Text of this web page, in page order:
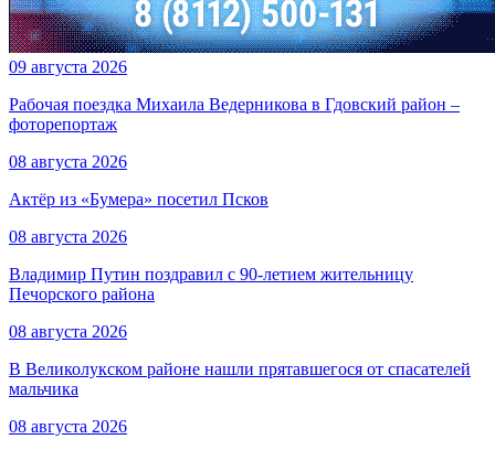
09 августа 2026
Рабочая поездка Михаила Ведерникова в Гдовский район –
фоторепортаж
08 августа 2026
Актёр из «Бумера» посетил Псков
08 августа 2026
Владимир Путин поздравил с 90-летием жительницу
Печорского района
08 августа 2026
В Великолукском районе нашли прятавшегося от спасателей
мальчика
08 августа 2026